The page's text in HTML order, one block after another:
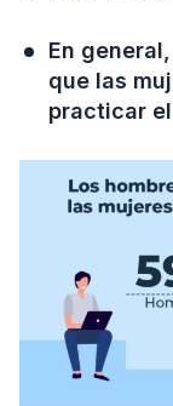
En
que las
practicar